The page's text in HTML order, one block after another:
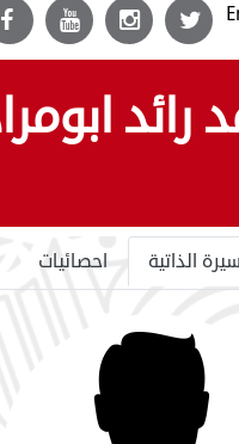
رائد
الذاتية احصائيات